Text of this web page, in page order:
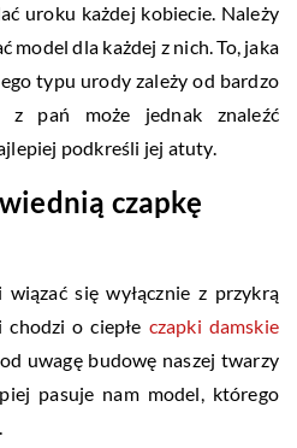
uroku każdej kobiecie. Należy
dla każdej z nich. To, jaka
typu urody zależy od bardzo
z pań może jednak znaleźć
podkreśli jej atuty.
czapkę
się wyłącznie z przykrą
chodzi o ciepłe czapki damskie
uwagę budowę naszej twarzy
pasuje nam model, którego